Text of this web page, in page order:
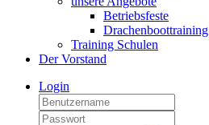
Betriebsfeste
Drachenboottraining
Training Schulen
Der Vorstand
Login